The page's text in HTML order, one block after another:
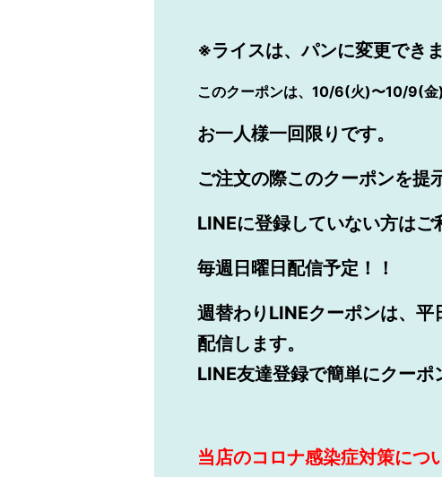
※ライスは、パンに変更できま
このクーポンは、10/6(火)〜10/9(金
お一人様一回限りです。
ご注文の際このクーポンを提
LINEに登録していない方はご
毎週日曜日配信予定！！
週替わりLINEクーポンは、
配信します。
LINE友達登録で簡単にクーポ
当店のコ ロナ感染症対策につ